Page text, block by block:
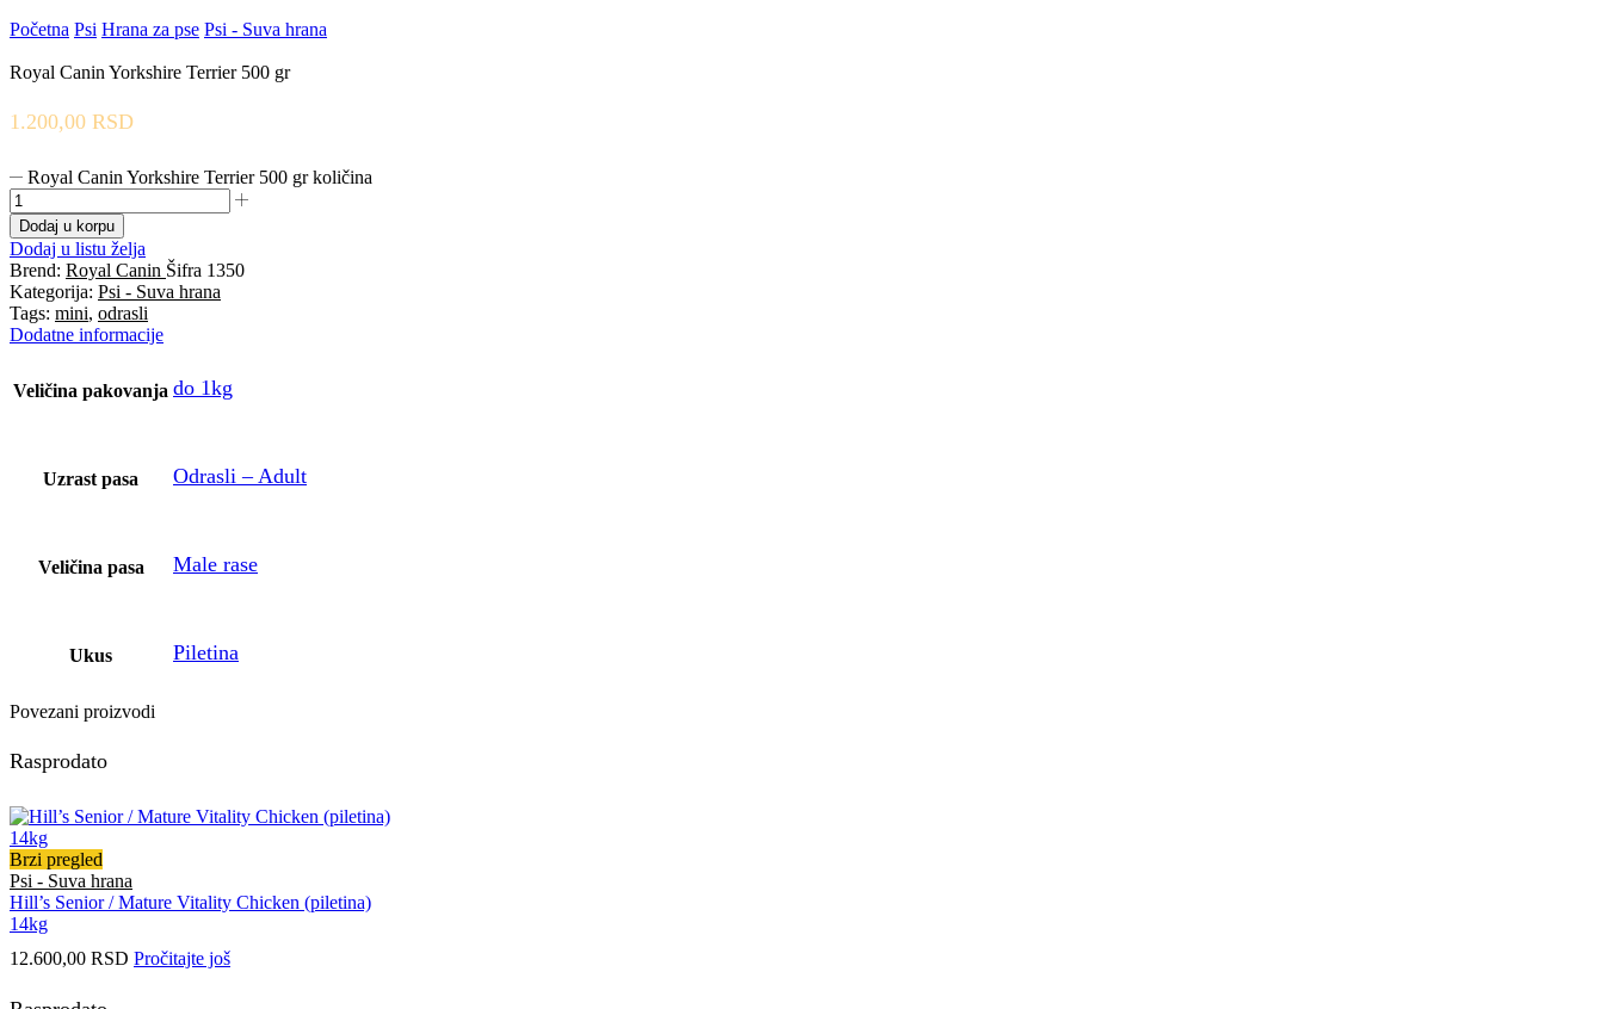
Početna Psi Hrana za pse Psi - Suva hrana
Royal Canin Yorkshire Terrier 500 gr
1.200,00 RSD
Royal Canin Yorkshire Terrier 500 gr količina
Dodaj u korpu
Dodaj u listu želja
Brend: Royal Canin Šifra 1350
Kategorija: Psi - Suva hrana
Tags: mini, odrasli
Dodatne informacije
Veličina pakovanja do 1kg
Uzrast pasa Odrasli – Adult
Veličina pasa Male rase
Ukus Piletina
Povezani proizvodi
Rasprodato
Brzi pregled
Psi - Suva hrana
Hill’s Senior / Mature Vitality Chicken (piletina)
14kg
12.600,00 RSD Pročitajte još